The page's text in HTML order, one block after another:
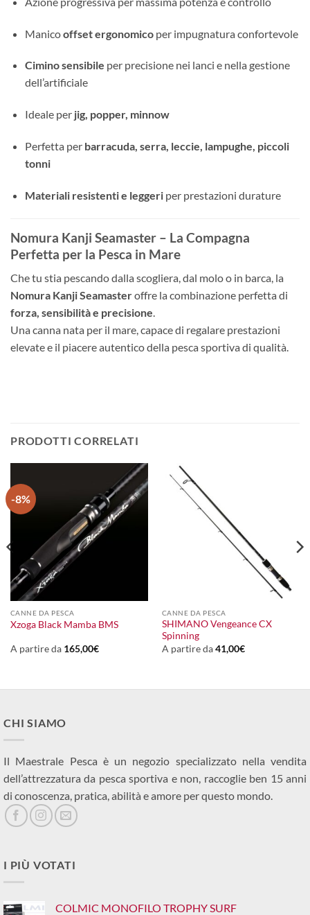
Manicooffset ergonomicoper impugnatura confortevole
Cimino sensibile per precisione nei lanci e nella gestione
dell’artificiale
Ideale per jig, popper, minnow
Perfetta per barracuda, serra, leccie, lampughe, piccoli
tonni
Materiali resistenti e leggeriper prestazioni durature
Nomura Kanji Seamaster – La Compagna
Perfetta per la Pesca in Mare
Che tu stia pescando dalla scogliera, dal molo o in barca, la
Nomura Kanji Seamasteroffre la combinazione perfetta di
forza, sensibilità e precisione.
Una canna nata per il mare, capace di regalare prestazioni
elevate e il piacere autentico della pesca sportiva di qualità.
PRODOTTI CORRELATI
-8%
CANNE DA PESCA
Xzoga Black Mamba BMS
A partire da 165,00€
CANNE DA PESCA
SHIMANO Vengeance CX
Spinning
A partire da41,00€
CHI SIAMO
Il Maestrale Pesca è un negozio specializzato nella vendita
dell’attrezzatura da pesca sportiva e non, raccoglie ben 15 anni
di conoscenza, pratica, abilità e amore per questo mondo.
I PIÙ VOTATI
COLMIC MONOFILO TROPHY SURF